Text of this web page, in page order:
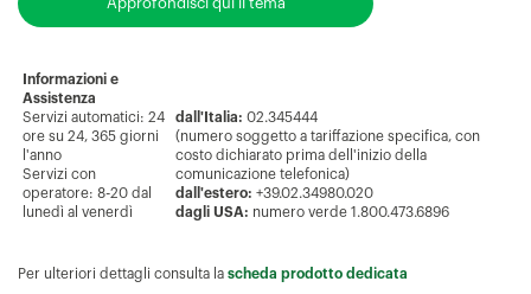
Approfondisci qui il tema
Informazioni e
Assistenza
Servizi automatici: 24
ore su 24, 365 giorni
l'anno
Servizi con
operatore: 8-20 dal
lunedì al venerdì
dall'Italia: 02.345444
(numero soggetto a tariffazione specifica, con
costo dichiarato prima dell'inizio della
comunicazione telefonica)
dall'estero: +39.02.34980.020
dagli USA: numero verde 1.800.473.6896
Per ulteriori dettagli consulta la scheda prodotto dedicata